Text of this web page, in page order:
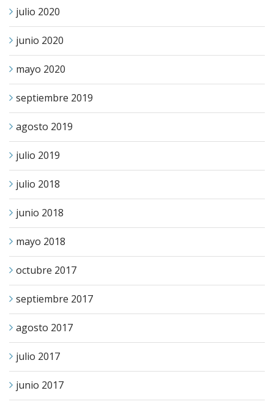
julio 2020
junio 2020
mayo 2020
septiembre 2019
agosto 2019
julio 2019
julio 2018
junio 2018
mayo 2018
octubre 2017
septiembre 2017
agosto 2017
julio 2017
junio 2017